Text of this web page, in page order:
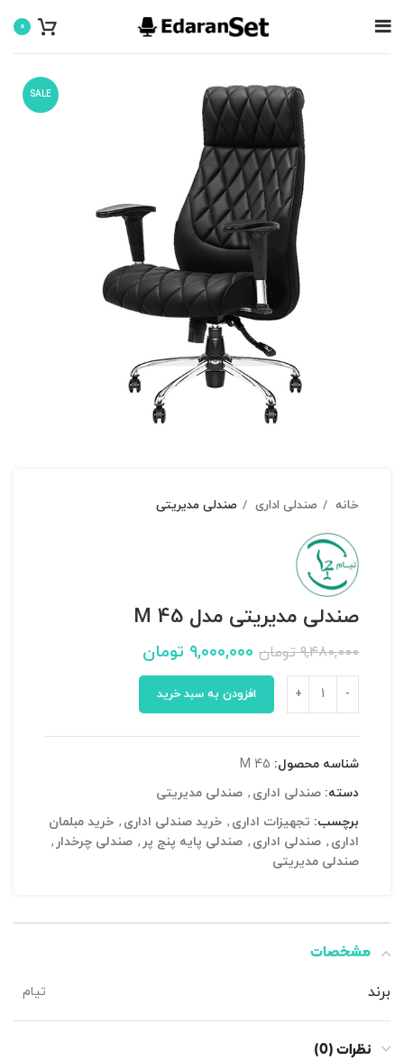
0
SALE
خانه صندلی اداری صندلی مدیریتی
صندلی مدیریتی مدل M 45
۹,۴۸۰,۰۰۰ تومان ۹,۰۰۰,۰۰۰ تومان
افزودن به سبد خرید
شناسه محصول: M 45
دسته: صندلی اداری , صندلی مدیریتی
برچسب: تجهیزات اداری , خرید صندلی اداری , خرید مبلمان
اداری , صندلی اداری , صندلی پایه پنج پر , صندلی چرخدار ,
صندلی مدیریتی
مشخصات
برند تیام
نظرات (0)